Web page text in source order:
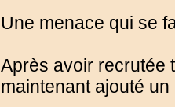
Une menace qui se
Après avoir recrutée
maintenant ajouté